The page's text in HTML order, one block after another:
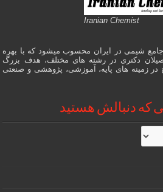
Iranian Chemist
شیمی در ایران محسوب میشود که با بهره
دکتری در رشته های مختلف، هدف بزرگ
زمینه های پایه، آموزشی، پژوهشی و صنعتی
که دنبالش هستید